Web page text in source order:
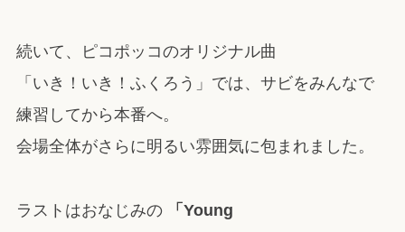
続いて、ピコポッコのオリジナル曲
「いき！いき！ふくろう」では、サビをみんなで
練習してから本番へ。
会場全体がさらに明るい雰囲気に包まれました。
ラストはおなじみの
「Young